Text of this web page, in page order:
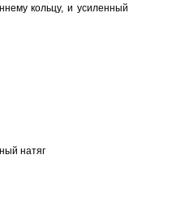
кольцу, и усиленный
натяг